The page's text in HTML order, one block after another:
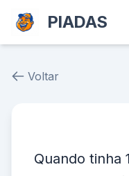
PIADAS
Voltar
Quando tinha